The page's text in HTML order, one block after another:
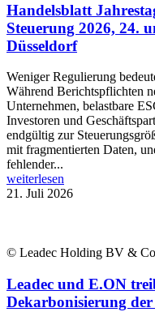
Handelsblatt
Steuerung 2026, 24.
Düsseldorf
Weniger Regulierung
Während Berichtspflichten
Unternehmen, belastbare
Investoren und
endgültig zur
mit fragmentierten Daten,
fehlender...
weiterlesen
21. Juli 2026
© Leadec Holding BV &
Leadec und E.ON
Dekarbonisierung